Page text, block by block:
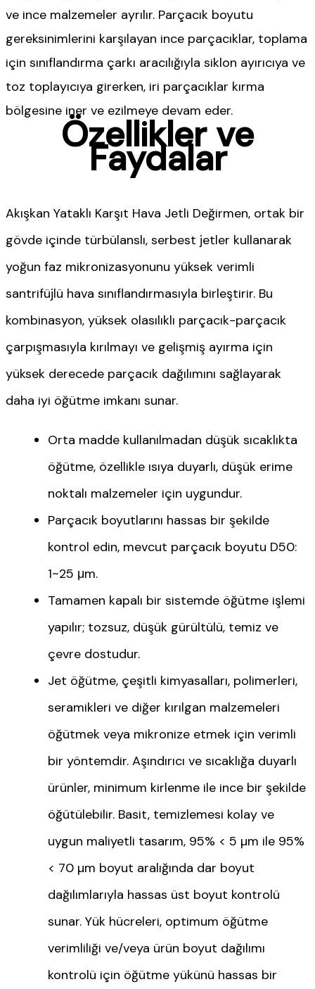
ve ince malzemeler ayrılır. Parçacık boyutu
gereksinimlerini karşılayan ince parçacıklar, toplama
için sınıflandırma çarkı aracılığıyla siklon ayırıcıya ve
toz toplayıcıya girerken, iri parçacıklar kırma
bölgesine iner ve ezilmeye devam eder.
Özellikler ve
Faydalar
Akışkan Yataklı Karşıt Hava Jetli Değirmen, ortak bir
gövde içinde türbülanslı, serbest jetler kullanarak
yoğun faz mikronizasyonunu yüksek verimli
santrifüjlü hava sınıflandırmasıyla birleştirir. Bu
kombinasyon, yüksek olasılıklı parçacık-parçacık
çarpışmasıyla kırılmayı ve gelişmiş ayırma için
yüksek derecede parçacık dağılımını sağlayarak
daha iyi öğütme imkanı sunar.
Orta madde kullanılmadan düşük sıcaklıkta
öğütme, özellikle ısıya duyarlı, düşük erime
noktalı malzemeler için uygundur.
Parçacık boyutlarını hassas bir şekilde
kontrol edin, mevcut parçacık boyutu D50:
1~25 μm.
Tamamen kapalı bir sistemde öğütme işlemi
yapılır; tozsuz, düşük gürültülü, temiz ve
çevre dostudur.
Jet öğütme, çeşitli kimyasalları, polimerleri,
seramikleri ve diğer kırılgan malzemeleri
öğütmek veya mikronize etmek için verimli
bir yöntemdir. Aşındırıcı ve sıcaklığa duyarlı
ürünler, minimum kirlenme ile ince bir şekilde
öğütülebilir. Basit, temizlemesi kolay ve
uygun maliyetli tasarım, 95% < 5 µm ile 95%
< 70 µm boyut aralığında dar boyut
dağılımlarıyla hassas üst boyut kontrolü
sunar. Yük hücreleri, optimum öğütme
verimliliği ve/veya ürün boyut dağılımı
kontrolü için öğütme yükünü hassas bir